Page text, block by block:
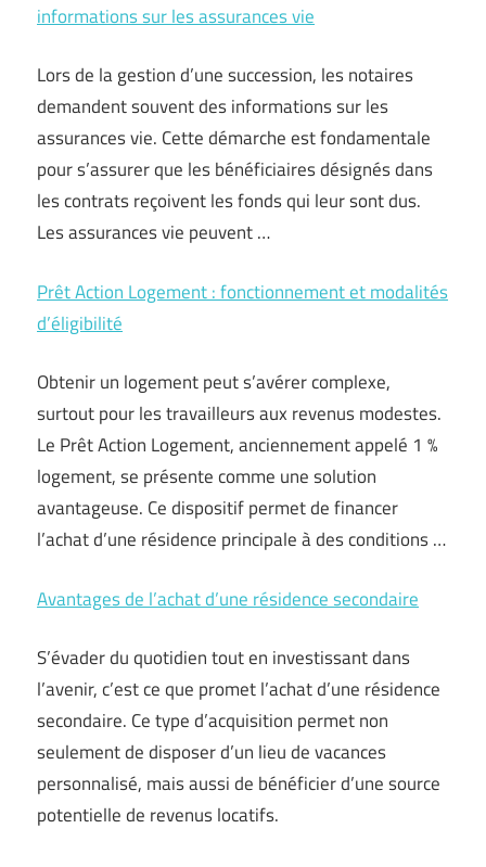
informations sur les assurances vie
Lors de la gestion d’une succession, les notaires
demandent souvent des informations sur les
assurances vie. Cette démarche est fondamentale
pour s’assurer que les bénéficiaires désignés dans
les contrats reçoivent les fonds qui leur sont dus.
Les assurances vie peuvent …
Prêt Action Logement : fonctionnement et modalités
d’éligibilité
Obtenir un logement peut s’avérer complexe,
surtout pour les travailleurs aux revenus modestes.
Le Prêt Action Logement, anciennement appelé 1 %
logement, se présente comme une solution
avantageuse. Ce dispositif permet de financer
l’achat d’une résidence principale à des conditions …
Avantages de l’achat d’une résidence secondaire
S’évader du quotidien tout en investissant dans
l’avenir, c’est ce que promet l’achat d’une résidence
secondaire. Ce type d’acquisition permet non
seulement de disposer d’un lieu de vacances
personnalisé, mais aussi de bénéficier d’une source
potentielle de revenus locatifs.